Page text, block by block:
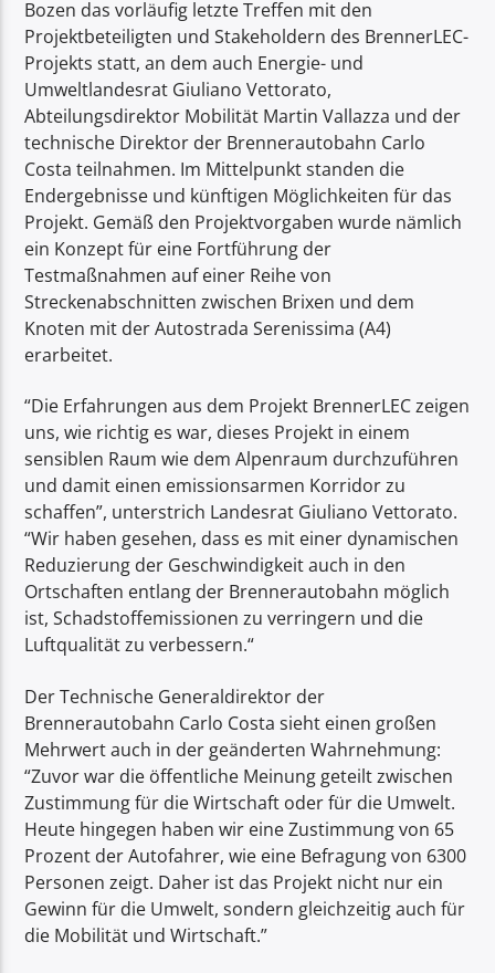
Bozen das vorläufig letzte Treffen mit den
Projektbeteiligten und Stakeholdern des BrennerLEC-
Projekts statt, an dem auch Energie- und
Umweltlandesrat Giuliano Vettorato,
Abteilungsdirektor Mobilität Martin Vallazza und der
technische Direktor der Brennerautobahn Carlo
Costa teilnahmen. Im Mittelpunkt standen die
Endergebnisse und künftigen Möglichkeiten für das
Projekt. Gemäß den Projektvorgaben wurde nämlich
ein Konzept für eine Fortführung der
Testmaßnahmen auf einer Reihe von
Streckenabschnitten zwischen Brixen und dem
Knoten mit der Autostrada Serenissima (A4)
erarbeitet.
“Die Erfahrungen aus dem Projekt BrennerLEC zeigen
uns, wie richtig es war, dieses Projekt in einem
sensiblen Raum wie dem Alpenraum durchzuführen
und damit einen emissionsarmen Korridor zu
schaffen”, unterstrich Landesrat Giuliano Vettorato.
“Wir haben gesehen, dass es mit einer dynamischen
Reduzierung der Geschwindigkeit auch in den
Ortschaften entlang der Brennerautobahn möglich
ist, Schadstoffemissionen zu verringern und die
Luftqualität zu verbessern.“
Der Technische Generaldirektor der
Brennerautobahn Carlo Costa sieht einen großen
Mehrwert auch in der geänderten Wahrnehmung:
“Zuvor war die öffentliche Meinung geteilt zwischen
Zustimmung für die Wirtschaft oder für die Umwelt.
Heute hingegen haben wir eine Zustimmung von 65
Prozent der Autofahrer, wie eine Befragung von 6300
Personen zeigt. Daher ist das Projekt nicht nur ein
Gewinn für die Umwelt, sondern gleichzeitig auch für
die Mobilität und Wirtschaft.”